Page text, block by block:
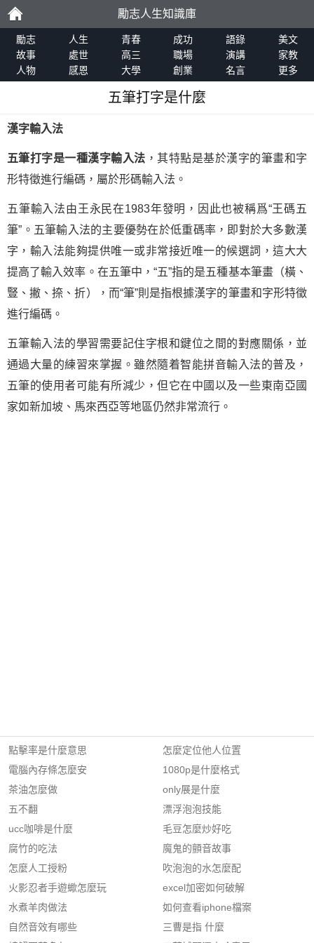
勵
志
勵志人生知識庫
勵志 人生 青春 成功 語錄
美文
故事
處世 高三 職場 演講
家教
人物
感恩 大學 創業 名言 更多
五筆打字是什麼
漢字輸入法
五筆打字是一種漢字輸入法 ，其特點是基於漢字的筆畫和字
形特徵進行編碼，屬於形碼輸入法。
五筆輸入法由王永民在1983年發明，因此也被稱爲“王碼五
筆”。五筆輸入法的主要優勢在於低重碼率，即對於大多數漢
字，輸入法能夠提供唯一或非常接近唯一的候選詞，這大大
提高了輸入效率。在五筆中，“五”指的是五種基本筆畫（橫、
豎、撇、捺、折），而“筆”則是指根據漢字的筆畫和字形特徵
進行編碼。
五筆輸入法的學習需要記住字根和鍵位之間的對應關係，並
通過大量的練習來掌握。雖然隨着智能拼音輸入法的普及，
五筆的使用者可能有所減少，但它在中國以及一些東南亞國
家如新加坡、馬來西亞等地區仍然非常流行。
點擊率是什麼意思
電腦內存條怎麼安
茶油怎麼做
五不翻
ucc咖啡是什麼
腐竹的吃法
怎麼人工授粉
火影忍者手遊蠍怎麼玩
水煮羊肉做法
自然音效有哪些
怎麼定位他人位置
1080p是什麼格式
only展是什麼
漂浮泡泡技能
毛豆怎麼炒好吃
魔鬼的顫音故事
吹泡泡的水怎麼配
excel加密如何破解
如何查看iphone檔案
三曹是指 什麼